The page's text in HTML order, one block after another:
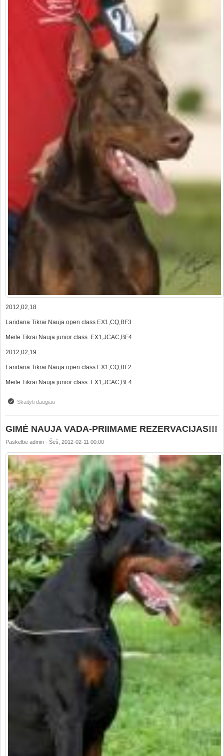
2012,02,18
Laridana Tikrai Nauja open class EX1,CQ,BF3
Meilė Tikrai Nauja junior class EX1,JCAC,BF4
2012,02,19
Laridana Tikrai Nauja open class EX1,CQ,BF2
Meilė Tikrai Nauja junior class EX1,JCAC,BF4
Skaityti daugiauapie Good results from Valmiera,2 national dog shows in Latvia
GIMĖ NAUJA VADA-PRIIMAME REZERVACIJAS!!!
Paskelbė admin - Šeš, 2012-02-11 00:00